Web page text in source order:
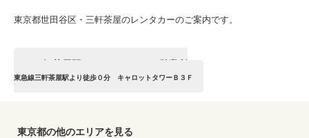
東京都世田谷区・三軒茶屋のレンタカーのご案内です。
三軒茶屋駅キャロットタワー営業所
東急線三軒茶屋駅より徒歩０分 キャロットタワーＢ３Ｆ
東京都の他のエリアを見る